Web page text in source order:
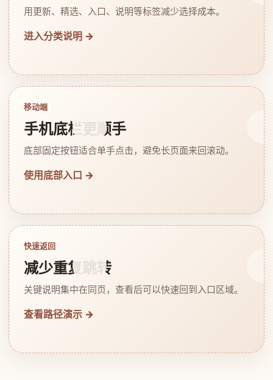
用更新、精选、入口、说明等标签减少选择成本。
进入分类说明 →
移动端
手机底栏更顺手
底部固定按钮适合单手点击，避免长页面来回滚动。
使用底部入口 →
快速返回
减少重复跳转
关键说明集中在同页，查看后可以快速回到入口区域。
查看路径演示 →